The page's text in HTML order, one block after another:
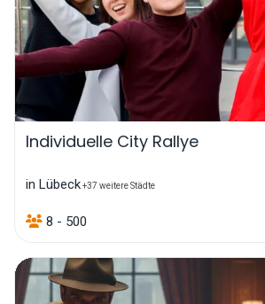
Individuelle City Rallye
in Lübeck+37 weitere Städte
8 - 500